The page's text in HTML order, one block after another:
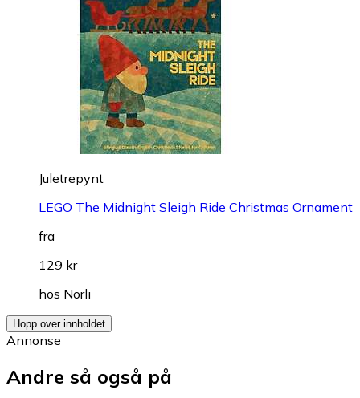
Juletrepynt
LEGO The Midnight Sleigh Ride Christmas Ornament
fra
129 kr
hos Norli
Hopp over innholdet
Annonse
Andre så også på